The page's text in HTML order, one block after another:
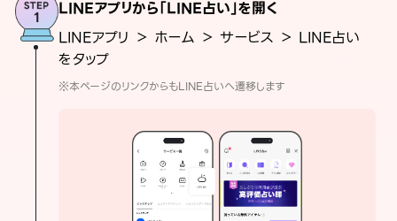
LINEアプリから「LINE占い」を開く
LINEアプリ ＞ ホーム ＞ サービス ＞ LINE占い
をタップ
※本ページのリンクからもLINE占いへ遷移します